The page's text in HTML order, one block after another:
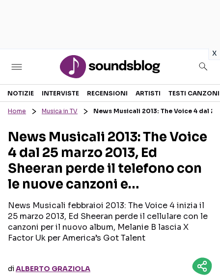
x
Sezioni
RECENSIONI MUSICALI
INTERVISTE
GOSSIP E CURIOSITÀ
TESTI CANZONI
TOUR ED EVENTI
TALENT SHOW
Seguici sui social
NOTIZIE INTERVISTE RECENSIONI ARTISTI TESTI CANZONI
Home Musica in TV News Musicali 2013: The Voice 4 dal
News Musicali 2013: The Voice
4 dal 25 marzo 2013, Ed
Sheeran perde il telefono con
le nuove canzoni e…
News Musicali febbraioi 2013: The Voice 4 inizia il
25 marzo 2013, Ed Sheeran perde il cellulare con le
canzoni per il nuovo album, Melanie B lascia X
Factor Uk per America’s Got Talent
diALBERTO GRAZIOLA